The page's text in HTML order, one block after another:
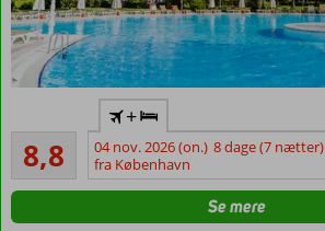
Dejligt
familiehotel
med masser af
8,8Alletiders
49
anmeldelser
+
04 nov. 2026 (on.) 8 dage (7 nætter)
fra København
Se mere